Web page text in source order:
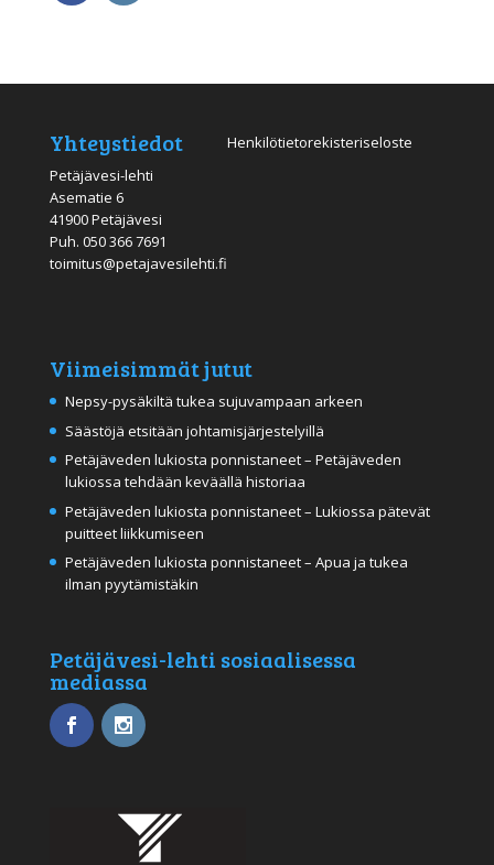
Yhteystiedot
Petäjävesi-lehti
Asematie 6
41900 Petäjävesi
Puh. 050 366 7691
toimitus@petajavesilehti.fi
Henkilötietorekisteriseloste
Viimeisimmät jutut
Nepsy-pysäkiltä tukea sujuvampaan arkeen
Säästöjä etsitään johtamisjärjestelyillä
Petäjäveden lukiosta ponnistaneet – Petäjäveden
lukiossa tehdään keväällä historiaa
Petäjäveden lukiosta ponnistaneet – Lukiossa pätevät
puitteet liikkumiseen
Petäjäveden lukiosta ponnistaneet – Apua ja tukea
ilman pyytämistäkin
Petäjävesi-lehti sosiaalisessa
mediassa